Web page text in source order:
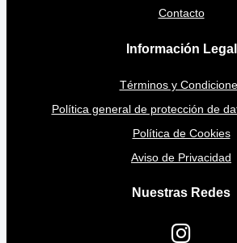
Contacto
Información Legal
Términos y
Política general de protección de
Política de Cookies
Aviso de Privacidad
Nuestras Redes